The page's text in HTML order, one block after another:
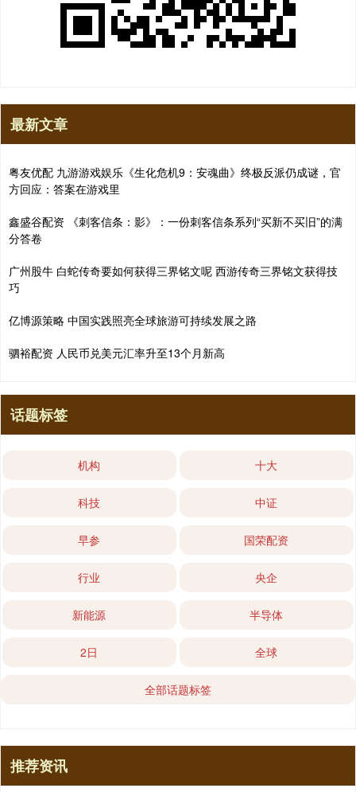
最新文章
粤友优配 九游游戏娱乐《生化危机9：安魂曲》终极反派仍成谜，官
方回应：答案在游戏里
鑫盛谷配资 《刺客信条：影》：一份刺客信条系列“买新不买旧”的满
分答卷
广州股牛 白蛇传奇要如何获得三界铭文呢 西游传奇三界铭文获得技
巧
亿博源策略 中国实践照亮全球旅游可持续发展之路
驷裕配资 人民币兑美元汇率升至13个月新高
话题标签
机构 十大
科技 中证
早参 国荣配资
行业 央企
新能源 半导体
2日 全球
全部话题标签
推荐资讯